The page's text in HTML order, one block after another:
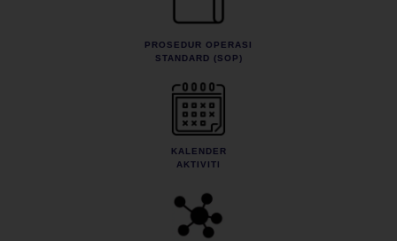
PROSEDUR OPERASI
STANDARD (SOP)
KALENDER
AKTIVITI